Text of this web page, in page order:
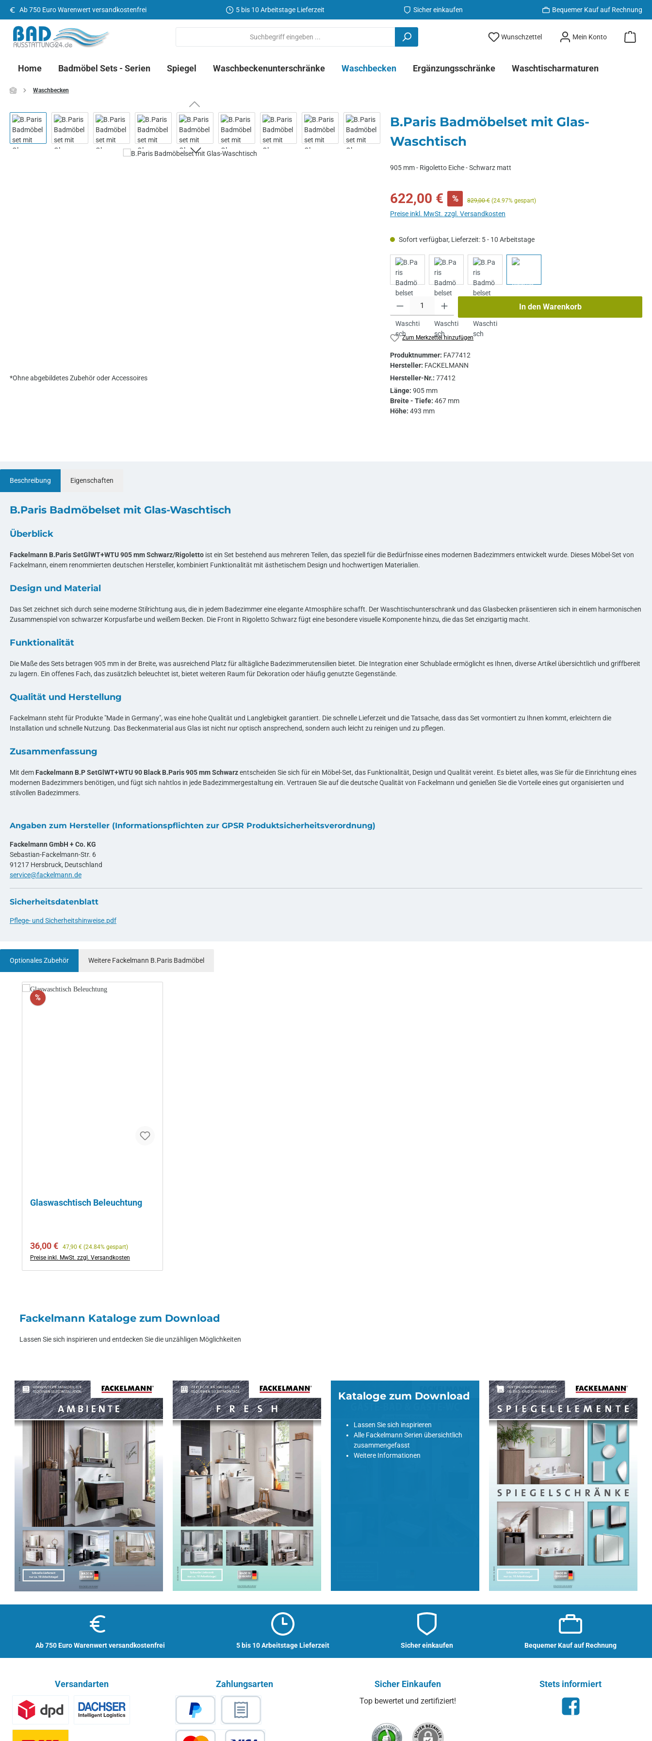
Hauptinhalt springen
Zur Suche springen
Zur Hauptnavigation springen
Ab 750 Euro Warenwert versandkostenfrei 5 bis 10 Arbeitstage Lieferzeit Sicher einkaufen Bequemer Kauf auf Rechnung
WunschzettelDu hast 0 Produkte auf dem
Mein Konto
Home Badmöbel Sets - Serien Spiegel Waschbeckenunterschränke Waschbecken Ergänzungsschränke Waschtischarmaturen
Waschbecken
Bildergalerie überspringen
*Ohne abgebildetes Zubehör oder Accessoires
B.Paris Badmöbelset mit Glas-
Waschtisch
905 mm - Rigoletto Eiche - Schwarz matt
Verkaufspreis:
622,00 € % Regulärer Preis:
829,00 € (24.97% gespart)
Preise inkl. MwSt. zzgl. Versandkosten
Sofort verfügbar, Lieferzeit: 5 - 10 Arbeitstage
In den Warenkorb
Zum Merkzettel hinzufügen
Produktnummer: FA77412
Hersteller: FACKELMANN
Hersteller-Nr.: 77412
Länge: 905 mm
Breite - Tiefe: 467 mm
Höhe: 493 mm
Beschreibung Eigenschaften
B.Paris Badmöbelset mit Glas-Waschtisch
Überblick
Fackelmann B.Paris SetGlWT+WTU 905 mm Schwarz/Rigoletto ist ein Set bestehend aus mehreren Teilen, das speziell für die Bedürfnisse eines modernen Badezimmers entwickelt wurde. Dieses Möbel-Set von
Fackelmann, einem renommierten deutschen Hersteller, kombiniert Funktionalität mit ästhetischem Design und hochwertigen Materialien.
Design und Material
Das Set zeichnet sich durch seine moderne Stilrichtung aus, die in jedem Badezimmer eine elegante Atmosphäre schafft. Der Waschtischunterschrank und das Glasbecken präsentieren sich in einem harmonischen
Zusammenspiel von schwarzer Korpusfarbe und weißem Becken. Die Front in Rigoletto Schwarz fügt eine besondere visuelle Komponente hinzu, die das Set einzigartig macht.
Funktionalität
Die Maße des Sets betragen 905 mm in der Breite, was ausreichend Platz für alltägliche Badezimmerutensilien bietet. Die Integration einer Schublade ermöglicht es Ihnen, diverse Artikel übersichtlich und griffbereit
zu lagern. Ein offenes Fach, das zusätzlich beleuchtet ist, bietet weiteren Raum für Dekoration oder häufig genutzte Gegenstände.
Qualität und Herstellung
Fackelmann steht für Produkte "Made in Germany", was eine hohe Qualität und Langlebigkeit garantiert. Die schnelle Lieferzeit und die Tatsache, dass das Set vormontiert zu Ihnen kommt, erleichtern die
Installation und schnelle Nutzung. Das Beckenmaterial aus Glas ist nicht nur optisch ansprechend, sondern auch leicht zu reinigen und zu pflegen.
Zusammenfassung
Mit dem Fackelmann B.P SetGlWT+WTU 90 Black B.Paris 905 mm Schwarzentscheiden Sie sich für ein Möbel-Set, das Funktionalität, Design und Qualität vereint. Es bietet alles, was Sie für die Einrichtung eines
modernen Badezimmers benötigen, und fügt sich nahtlos in jede Badezimmergestaltung ein. Vertrauen Sie auf die deutsche Qualität von Fackelmann und genießen Sie die Vorteile eines gut organisierten und
stilvollen Badezimmers.
Angaben zum Hersteller (Informationspflichten zur GPSR Produktsicherheitsverordnung)
Fackelmann GmbH + Co. KG
Sebastian-Fackelmann-Str. 6
91217 Hersbruck, Deutschland
service@fackelmann.de
Sicherheitsdatenblatt
Pflege- und Sicherheitshinweise.pdf
Optionales Zubehör Weitere Fackelmann B.Paris Badmöbel
Produktgalerie überspringen
%Rabatt
Glaswaschtisch Beleuchtung
Verkaufspreis:
36,00 € Regulärer Preis:
47,90 € (24.84% gespart)
Preise inkl. MwSt. zzgl. Versandkosten
Fackelmann Kataloge zum Download
Lassen Sie sich inspirieren und entdecken Sie die unzähligen Möglichkeiten
Ambiente
Katalog zum Download
Fresh
Katalog zum Download
Kataloge zum Download
Lassen Sie sich inspirieren
Alle Fackelmann Serien übersichtlich
zusammengefasst
Weitere Informationen
Spiegelschränke &
Elemente
Katalog zum Download
Ab 750 Euro Warenwert versandkostenfrei 5 bis 10 Arbeitstage Lieferzeit Sicher einkaufen Bequemer Kauf auf Rechnung
Versandarten
Spedition - Lieferzeit 10 Arbeitstage
Benutzerdefiniertes Bild 1
Zahlungsarten
PayPal Rechnungskauf
Sicher Einkaufen
Top bewertet und zertifiziert!
Stets informiert
Facebook